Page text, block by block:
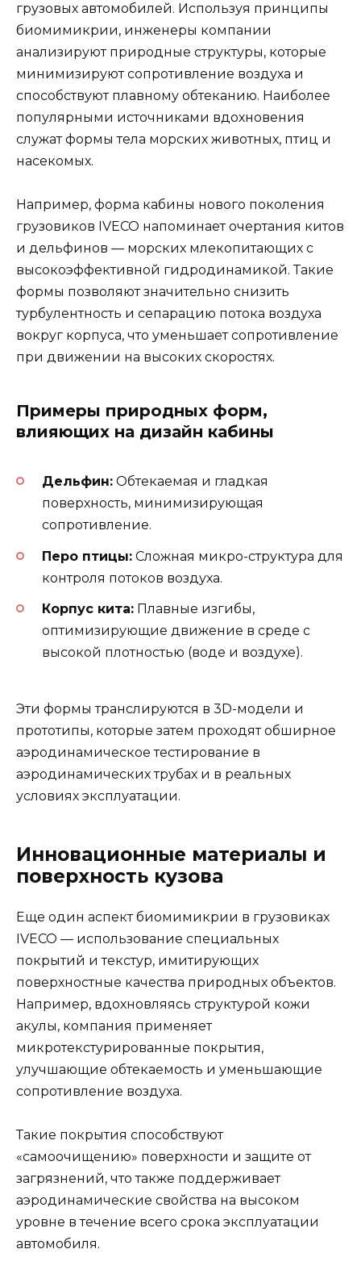
грузовых автомобилей. Используя принципы
биомимикрии, инженеры компании
анализируют природные структуры, которые
минимизируют сопротивление воздуха и
способствуют плавному обтеканию. Наиболее
популярными источниками вдохновения
служат формы тела морских животных, птиц и
насекомых.
Например, форма кабины нового поколения
грузовиков IVECO напоминает очертания китов
и дельфинов — морских млекопитающих с
высокоэффективной гидродинамикой. Такие
формы позволяют значительно снизить
турбулентность и сепарацию потока воздуха
вокруг корпуса, что уменьшает сопротивление
при движении на высоких скоростях.
Примеры природных форм,
влияющих на дизайн кабины
Дельфин: Обтекаемая и гладкая
поверхность, минимизирующая
сопротивление.
Перо птицы: Сложная микро-структура для
контроля потоков воздуха.
Корпус кита: Плавные изгибы,
оптимизирующие движение в среде с
высокой плотностью (воде и воздухе).
Эти формы транслируются в 3D-модели и
прототипы, которые затем проходят обширное
аэродинамическое тестирование в
аэродинамических трубах и в реальных
условиях эксплуатации.
Инновационные материалы и
поверхность кузова
Еще один аспект биомимикрии в грузовиках
IVECO — использование специальных
покрытий и текстур, имитирующих
поверхностные качества природных объектов.
Например, вдохновляясь структурой кожи
акулы, компания применяет
микротекстурированные покрытия,
улучшающие обтекаемость и уменьшающие
сопротивление воздуха.
Такие покрытия способствуют
«самоочищению» поверхности и защите от
загрязнений, что также поддерживает
аэродинамические свойства на высоком
уровне в течение всего срока эксплуатации
автомобиля.